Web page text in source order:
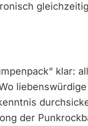
klar:
der